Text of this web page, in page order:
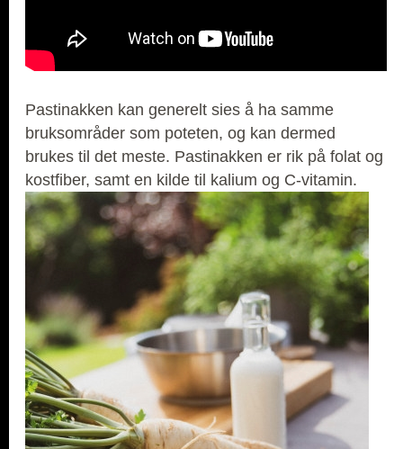
Pastinakken kan generelt sies å ha samme
bruksområder som poteten, og kan dermed
brukes til det meste. Pastinakken er rik på folat og
kostfiber, samt en kilde til kalium og C-vitamin.